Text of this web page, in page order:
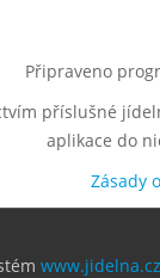
Připraveno
příslušné
aplikace do
Zásady
www.jidelna.cz